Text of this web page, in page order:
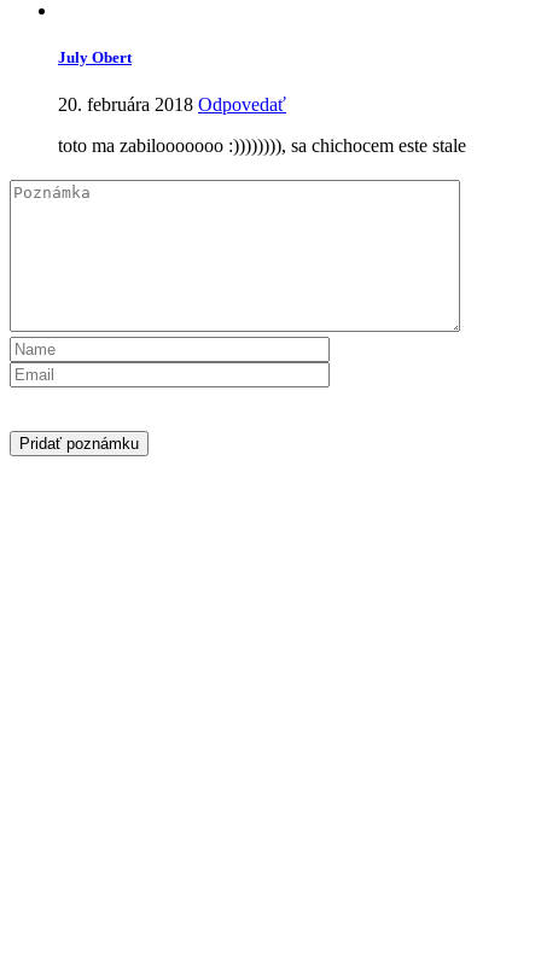
July Obert
20. februára 2018 Odpovedať
toto ma zabilooooooo :)))))))), sa chichocem este stale